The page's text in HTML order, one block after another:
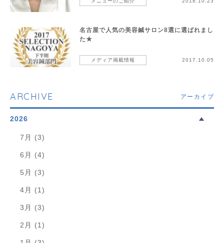
名古屋で人気の美容鍼サロン8選に選ばれまし
た★
メディア掲載情報 2017.10.05
ARCHIVE アーカイブ
2026
7月 (3)
6月 (4)
5月 (3)
4月 (1)
3月 (3)
2月 (1)